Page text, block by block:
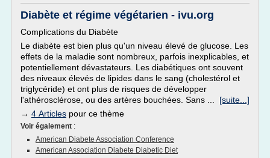
Diabète et régime végétarien - ivu.org
Complications du Diabète
Le diabète est bien plus qu'un niveau élevé de glucose. Les
effets de la maladie sont nombreux, parfois inexplicables, et
potentiellement dévastateurs. Les diabétiques ont souvent
des niveaux élevés de lipides dans le sang (cholestérol et
triglycéride) et ont plus de risques de développer
l'athérosclérose, ou des artères bouchées. Sans ... [suite...]
→ 4 Articles pour ce thème
Voir également :
American Diabete Association Conference
American Association Diabete Diabetic Diet